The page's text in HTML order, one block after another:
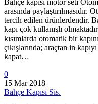
arasında paylaştırılmasıdır.
tercih edilen ürünlerdendir.
kapı çok kullanışlı
kısımlarda otomatik bir
çıkışlarında; araçtan in
kapat…
0
15 Mar 2018
Bahçe Kapısı Sis.